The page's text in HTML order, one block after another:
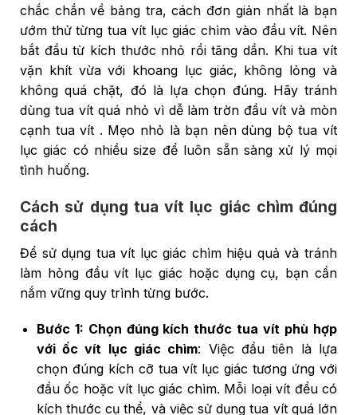
chắc chắn về bảng tra, cách đơn giản nhất là bạn
ướm thử từng tua vít lục giác chìm vào đầu vít. Nên
bắt đầu từ kích thước nhỏ rồi tăng dần. Khi tua vít
vặn khít vừa với khoang lục giác, không lỏng và
không quá chặt, đó là lựa chọn đúng. Hãy tránh
dùng tua vít quá nhỏ vì dễ làm trờn đầu vít và mòn
cạnh tua vít . Mẹo nhỏ là bạn nên dùng bộ tua vít
lục giác có nhiều size để luôn sẵn sàng xử lý mọi
tình huống.
Cách sử dụng tua vít lục giác chìm đúng
cách
Để sử dụng tua vít lục giác chìm hiệu quả và tránh
làm hỏng đầu vít lục giác hoặc dụng cụ, bạn cần
nắm vững quy trình từng bước.
Bước 1: Chọn đúng kích thước tua vít phù hợp
với ốc vít lục giác chìm: Việc đầu tiên là lựa
chọn đúng kích cỡ tua vít lục giác tương ứng với
đầu ốc hoặc vít lục giác chìm. Mỗi loại vít đều có
kích thước cụ thể, và việc sử dụng tua vít quá lớn